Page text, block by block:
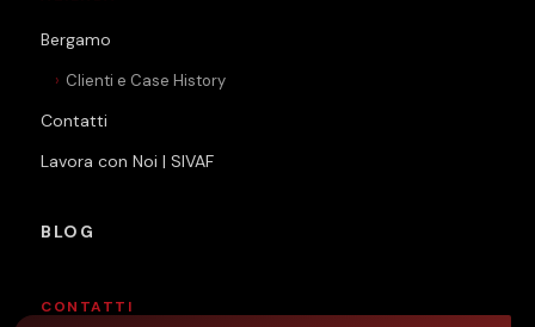
Bergamo
Clienti e Case History
Contatti
Lavora con Noi | SIVAF
BLOG
CONTATTI